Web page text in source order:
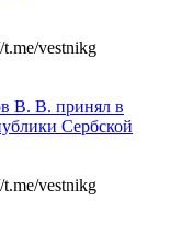
vestnikg
В. В. принял в
Сербской
vestnikg